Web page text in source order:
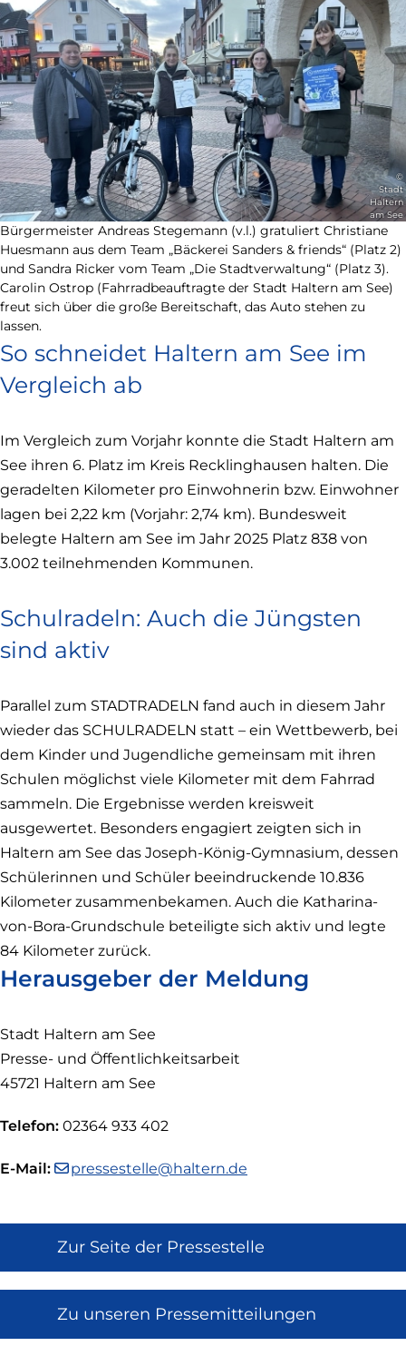
©
Stadt
Haltern
am See
Bürgermeister Andreas Stegemann (v.l.) gratuliert Christiane
Huesmann aus dem Team „Bäckerei Sanders & friends“ (Platz 2)
und Sandra Ricker vom Team „Die Stadtverwaltung“ (Platz 3).
Carolin Ostrop (Fahrradbeauftragte der Stadt Haltern am See)
freut sich über die große Bereitschaft, das Auto stehen zu
lassen.
So schneidet Haltern am See im
Vergleich ab
Im Vergleich zum Vorjahr konnte die Stadt Haltern am
See ihren 6. Platz im Kreis Recklinghausen halten. Die
geradelten Kilometer pro Einwohnerin bzw. Einwohner
lagen bei 2,22 km (Vorjahr: 2,74 km). Bundesweit
belegte Haltern am See im Jahr 2025 Platz 838 von
3.002 teilnehmenden Kommunen.
Schulradeln: Auch die Jüngsten
sind aktiv
Parallel zum STADTRADELN fand auch in diesem Jahr
wieder das SCHULRADELN statt – ein Wettbewerb, bei
dem Kinder und Jugendliche gemeinsam mit ihren
Schulen möglichst viele Kilometer mit dem Fahrrad
sammeln. Die Ergebnisse werden kreisweit
ausgewertet. Besonders engagiert zeigten sich in
Haltern am See das Joseph-König-Gymnasium, dessen
Schülerinnen und Schüler beeindruckende 10.836
Kilometer zusammenbekamen. Auch die Katharina-
von-Bora-Grundschule beteiligte sich aktiv und legte
84 Kilometer zurück.
Herausgeber der Meldung
Stadt Haltern am See
Presse- und Öffentlichkeitsarbeit
45721 Haltern am See
Telefon: 02364 933 402
E-Mail: pressestelle@haltern.de
Zur Seite der Pressestelle
Zu unseren Pressemitteilungen